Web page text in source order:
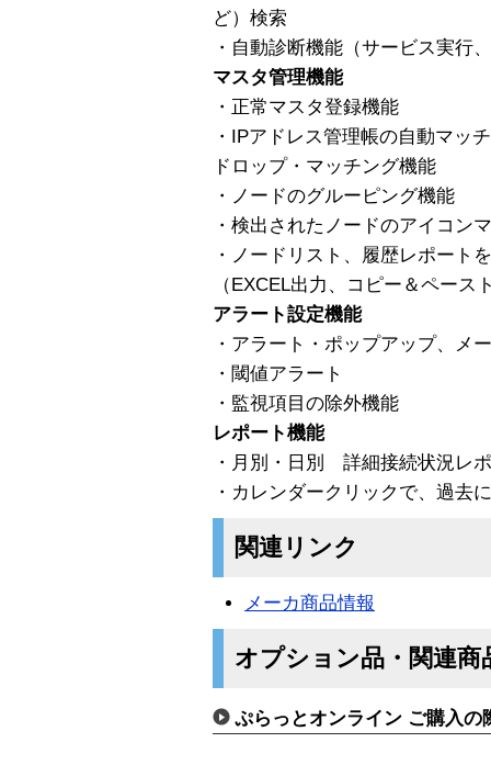
ど）検索
・自動診断機能（サービス実行
マスタ管理機能
・正常マスタ登録機能
・IPアドレス管理帳の自動マッ
ドロップ・マッチング機能
・ノードのグルーピング機能
・検出されたノードのアイコン
・ノードリスト、履歴レポート
（EXCEL出力、コピー＆ペース
アラート設定機能
・アラート・ポップアップ、メ
・閾値アラート
・監視項目の除外機能
レポート機能
・月別・日別 詳細接続状況レ
・カレンダークリックで、過去
関連リンク
メーカ商品情報
オプション品・関連商
ぷらっとオンライン ご購入の